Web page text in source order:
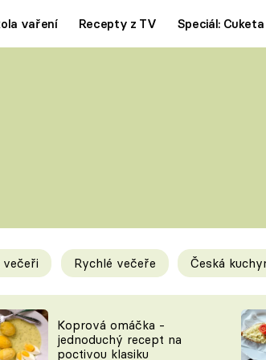
vaření Recepty z TV Speciál: Cuketa
a triky
ZA JÍDLEM
Rychlé večeře Česká
Koprová omáčka -
jednoduchý recept na
poctivou klasiku